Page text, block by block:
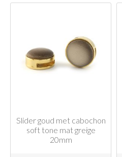
Slider goud met cabochon
soft tone mat greige
20mm